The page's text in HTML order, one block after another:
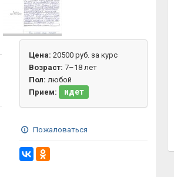
Цена: 20500 руб. за курс
Возраст: 7–18 лет
Пол: любой
Прием:
идет
Пожаловаться